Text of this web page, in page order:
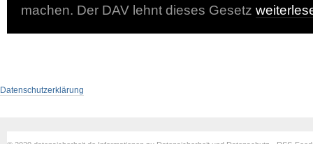
machen. Der DAV lehnt dieses Gesetz
Datenschutzerklärung